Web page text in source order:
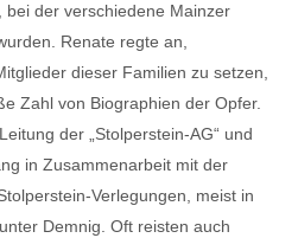
der verschiedene Mainzer
Renate regte an,
dieser Familien zu setzen,
Zahl von Biographien der Opfer.
der „Stolperstein-AG“ und
in Zusammenarbeit mit der
Verlegungen, meist in
Demnig. Oft reisten auch